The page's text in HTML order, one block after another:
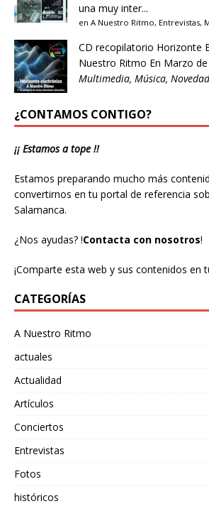
una muy inter...
en A Nuestro Ritmo, Entrevistas,
CD recopilatorio Horizonte
Nuestro Ritmo En Marzo
Multimedia, Música,
¿CONTAMOS CONTIGO?
¡¡ Estamos a tope !!
Estamos preparando mucho más
convertirnos en tu portal de referencia
Salamanca.
¿Nos ayudas? !Contacta con nosotros!
¡Comparte esta web y sus contenidos en
CATEGORÍAS
A Nuestro Ritmo
actuales
Actualidad
Artículos
Conciertos
Entrevistas
Fotos
históricos